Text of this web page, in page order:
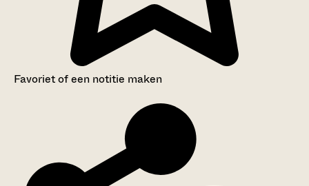
Favoriet of een notitie maken